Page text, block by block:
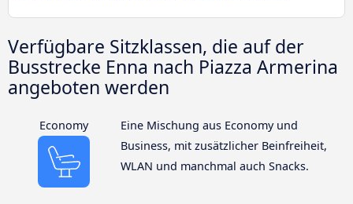
Verfügbare Sitzklassen, die auf der
Busstrecke Enna nach Piazza Armerina
angeboten werden
Economy
Eine Mischung aus Economy und
Business, mit zusätzlicher Beinfreiheit,
WLAN und manchmal auch Snacks.